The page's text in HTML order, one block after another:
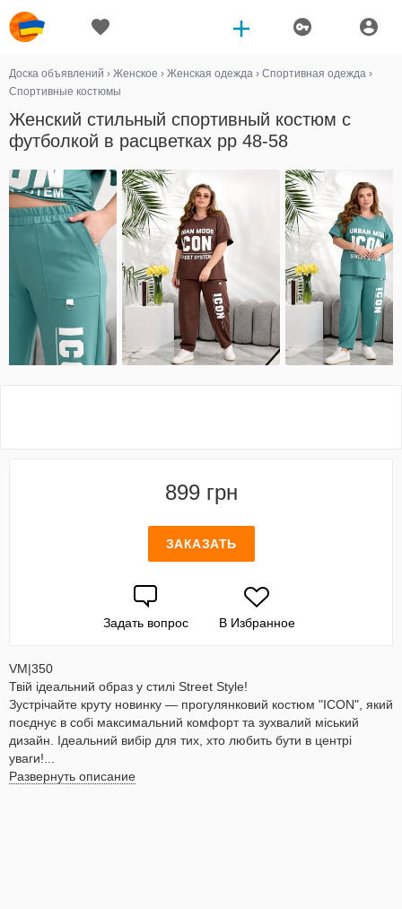
Доска объявлений › Женское › Женская одежда › Спортивная одежда ›
Спортивные костюмы
Женский стильный спортивный костюм с
футболкой в расцветках рр 48-58
899 грн
ЗАКАЗАТЬ
Задать вопрос В Избранное
VM|350
Твій ідеальний образ у стилі Street Style!
Зустрічайте круту новинку — прогулянковий костюм "ICON", який
поєднує в собі максимальний комфорт та зухвалий міський
дизайн. Ідеальний вибір для тих, хто любить бути в центрі
уваги!...
Развернуть описание